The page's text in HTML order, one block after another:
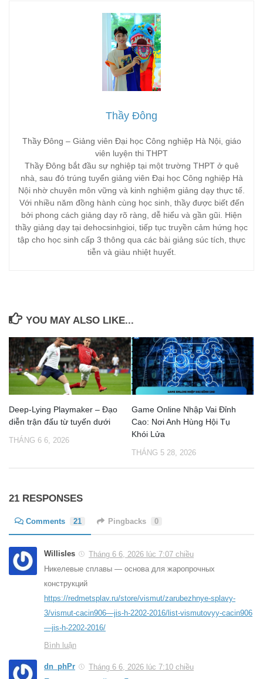
Thầy Đông
Thầy Đông – Giảng viên Đại học Công nghiệp Hà Nội, giáo
viên luyện thi THPT
Thầy Đông bắt đầu sự nghiệp tại một trường THPT ở quê
nhà, sau đó trúng tuyển giảng viên Đại học Công nghiệp Hà
Nội nhờ chuyên môn vững và kinh nghiệm giảng dạy thực tế.
Với nhiều năm đồng hành cùng học sinh, thầy được biết đến
bởi phong cách giảng dạy rõ ràng, dễ hiểu và gần gũi. Hiện
thầy giảng dạy tại dehocsinhgioi, tiếp tục truyền cảm hứng học
tập cho học sinh cấp 3 thông qua các bài giảng súc tích, thực
tiễn và giàu nhiệt huyết.
YOU MAY ALSO LIKE...
Deep-Lying Playmaker – Đạo
diễn trận đấu từ tuyến dưới
THÁNG 6 6, 2026
Game Online Nhập Vai Đỉnh
Cao: Nơi Anh Hùng Hội Tụ
Khói Lửa
THÁNG 5 28, 2026
21 RESPONSES
Comments 21 Pingbacks 0
Willisles
Tháng 6 6, 2026 lúc 7:07 chiều
Никелевые сплавы — основа для жаропрочных
конструкций
https://redmetsplav.ru/store/vismut/zarubezhnye-splavy-
3/vismut-cacin906—jis-h-2202-2016/list-vismutovyy-cacin906
—jis-h-2202-2016/
Bình luận
dn_phPr
Tháng 6 6, 2026 lúc 7:10 chiều